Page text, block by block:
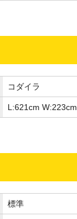
コダイラ
L:621cm W:223cm
標準